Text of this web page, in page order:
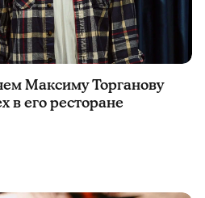
Максиму Торганову
в его ресторане